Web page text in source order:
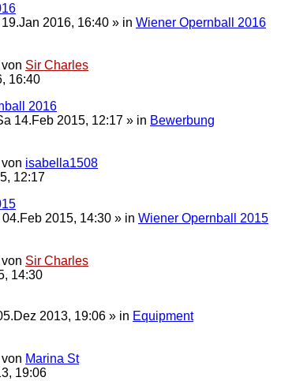
19.Jan 2016, 16:40 » in Wiener Opernball 2016
von Sir Charles
16:40
2016
14.Feb 2015, 12:17 » in Bewerbung
von isabella1508
12:17
04.Feb 2015, 14:30 » in Wiener Opernball 2015
von Sir Charles
14:30
2013, 19:06 » in Equipment
von Marina St
19:06